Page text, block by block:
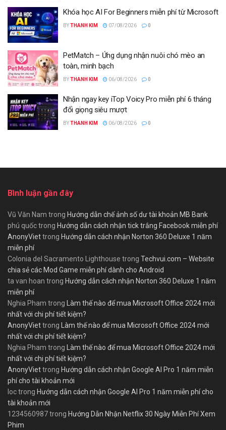
Khóa học AI For Beginners miễn phí từ Microsoft
BYTHANH KIM 07/08/2026 0
PetMatch – Ứng dụng nhận nuôi chó mèo an
toàn, minh bạch
BYTHANH KIM 06/08/2026 0
Nhận ngay key iTop Voicy Pro miễn phí 6 tháng
đổi giọng siêu mượt
BYTHANH KIM 06/08/2026 0
Bình luận gần đây
Vũ Văn Nam trong Hướng dẫn chế ảnh số dư tài khoản MB Bank
phú quốctrong Hướng dẫn cách nhận tick trắng Facebook miễn phí
AnonyViettrong Hướng dẫn cách nhận Norton 360 Deluxe 1 năm
miễn phí
Colonia del Sacramento Lighthouse trong Techvui.com – Website
chia sẻ các Mod Game miễn phí dành cho Android
ta van hoan trong Hướng dẫn cách nhận Norton 360 Deluxe 1 năm
miễn phí
Nghia Pham trong Làm thế nào để mua Microsoft Office 2024 mới
nhất với chi phí tiết kiệm?
AnonyViettrong Làm thế nào để mua Microsoft Office 2024 mới
nhất với chi phí tiết kiệm?
Nghia Pham trong Làm thế nào để mua Microsoft Office 2024 mới
nhất với chi phí tiết kiệm?
AnonyViettrong Hướng dẫn cách nhận Google AI Pro 1 năm miễn
phí cho tài khoản mới
loctrong Hướng dẫn cách nhận Google AI Pro 1 năm miễn phí cho
tài khoản mới
1234560987trong Hướng Dẫn Nhận Netflix 30 Ngày Miễn Phí Xem
Phim